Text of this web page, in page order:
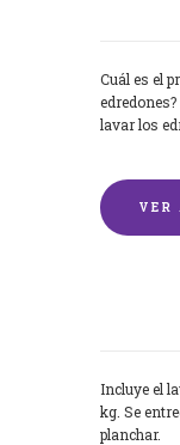
Cuál es el
lavar los
VER
Incluye el
kg. Se
planchar.